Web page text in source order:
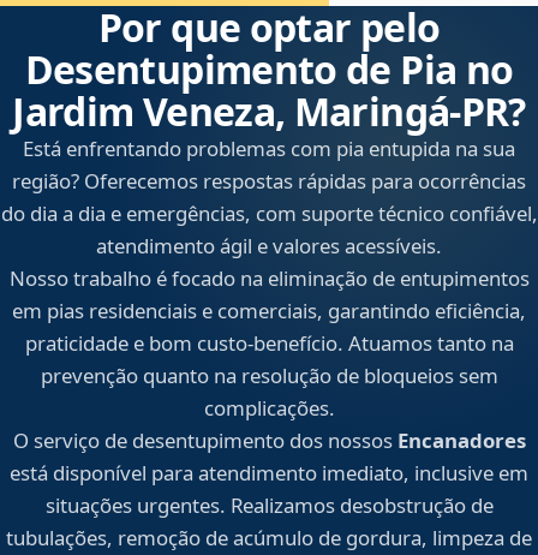
Por que optar pelo
Desentupimento de Pia no
Jardim Veneza, Maringá‑PR?
Está enfrentando problemas com pia entupida na sua
região? Oferecemos respostas rápidas para ocorrências
do dia a dia e emergências, com suporte técnico confiável,
atendimento ágil e valores acessíveis.
Nosso trabalho é focado na eliminação de entupimentos
em pias residenciais e comerciais, garantindo eficiência,
praticidade e bom custo-benefício. Atuamos tanto na
prevenção quanto na resolução de bloqueios sem
complicações.
O serviço de desentupimento dos nossos Encanadores
está disponível para atendimento imediato, inclusive em
situações urgentes. Realizamos desobstrução de
tubulações, remoção de acúmulo de gordura, limpeza de